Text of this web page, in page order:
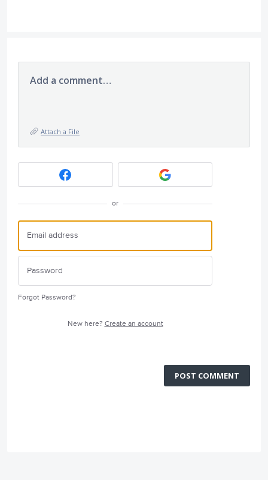
Add a comment…
Attach a File
or
Forgot Password?
New here? Create an account
POST COMMENT